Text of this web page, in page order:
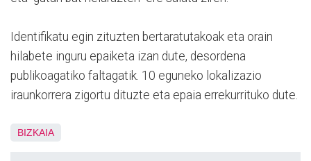
Identifikatu egin zituzten bertaratutakoak eta orain
hilabete inguru epaiketa izan dute, desordena
publikoagatiko faltagatik. 10 eguneko lokalizazio
iraunkorrera zigortu dituzte eta epaia errekurrituko dute.
BIZKAIA